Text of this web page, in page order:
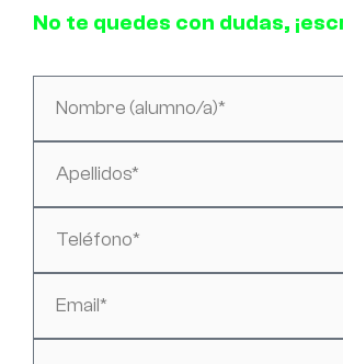
No te quedes con dudas,